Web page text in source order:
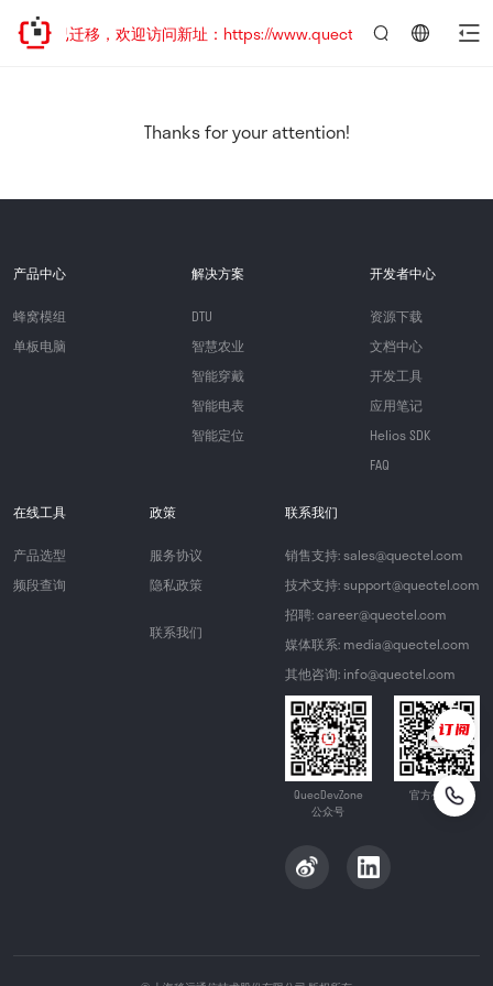
地址已迁移，欢迎访问新址：https://www.quectel.com.cn
Thanks for your attention!
产品中心
蜂窝模组
单板电脑
解决方案
DTU
智慧农业
智能穿戴
智能电表
智能定位
开发者中心
资源下载
文档中心
开发工具
应用笔记
Helios SDK
FAQ
在线工具
产品选型
频段查询
政策
服务协议
隐私政策
联系我们
联系我们
销售支持: sales@quectel.com
技术支持: support@quectel.com
招聘: career@quectel.com
媒体联系: media@quectel.com
其他咨询: info@quectel.com
QuecDevZone
公众号
官方公众号